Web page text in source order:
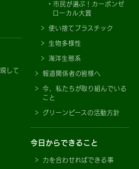
して
市民が選ぶ！カーボンゼ
ローカル大賞
使い捨てプラスチック
生物多様性
海洋生態系
報道関係者の皆様へ
今、私たちが取り組んでいる
こと
グリーンピースの活動方針
今日からできること
力を合わせればできる事